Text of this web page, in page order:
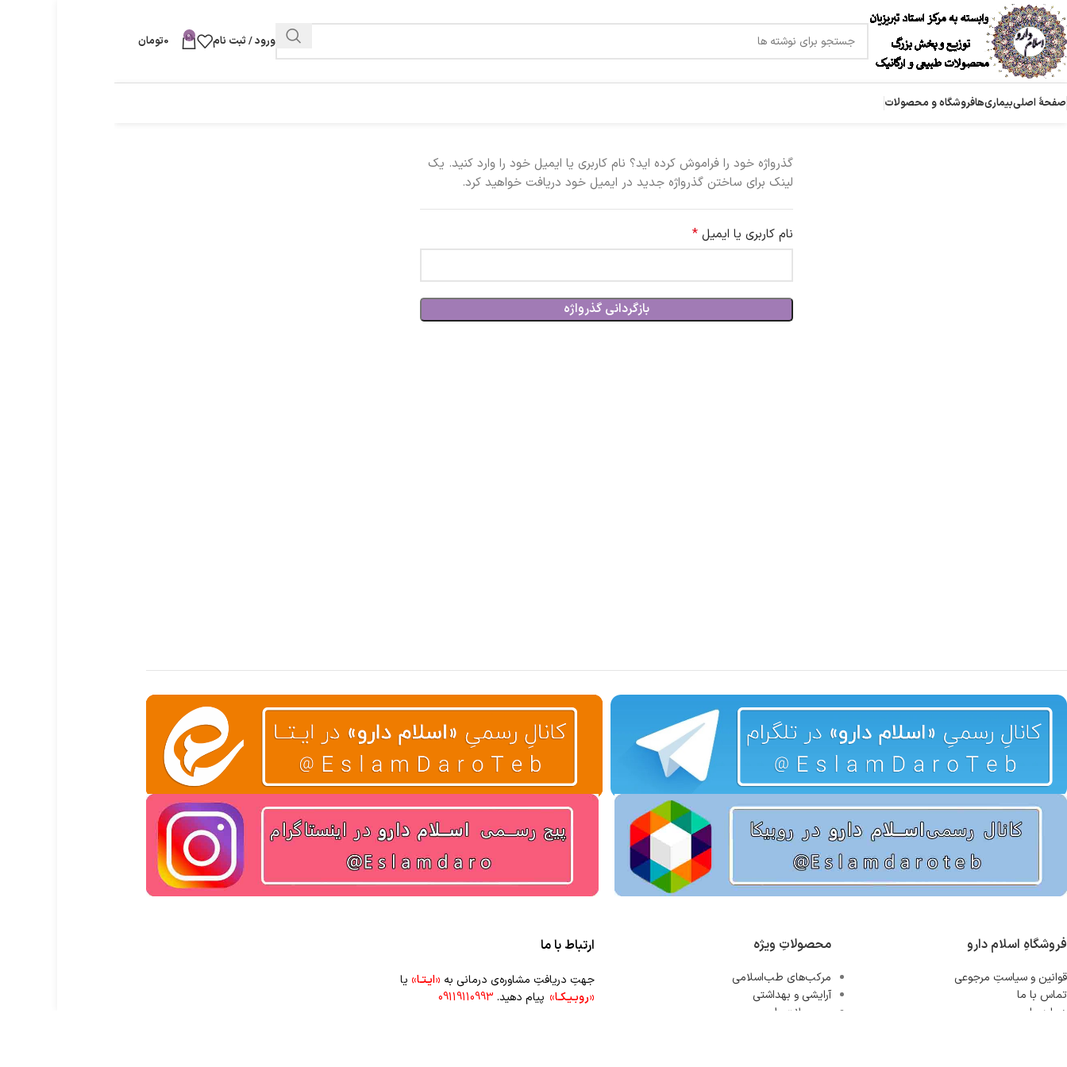
ورود / ثبت نام 0
0تومان
صفحۀ اصلیبیماری‌هافروشگاه و محصولات
گذرواژه خود را فراموش کرده اید؟ نام کاربری یا ایمیل خود را وارد کنید. یک
لینک برای ساختن گذرواژه جدید در ایمیل خود دریافت خواهید کرد.
نام کاربری یا ایمیل *
بازگردانی گذرواژه
فروشگاهِ اسلام دارو
قوانین و سیاستِ مرجوعی
تماس با ما
درباره ما
محصولاتِ ویژه
مرکب‌های طب‌اسلامی
آرایشی و بهداشتی
محصولاتِ طبیعی
ارتباط با ما
جهتِ دریافتِ مشاوره‌ی درمانی به «ایـتـا» یا
«روبـیـکـا» پیام دهید. 09119110993